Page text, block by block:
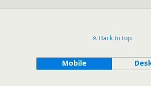
Back to top
Mobile